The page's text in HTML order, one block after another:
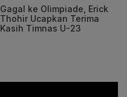
Gagal ke Olimpiade, Erick
Thohir Ucapkan Terima
Kasih Timnas U-23